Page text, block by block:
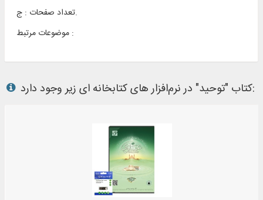
تعداد صفحات : ج.
موضوعات مرتبط :
کتاب "توحید" در نرم‌افزار های کتابخانه ای زیر وجود دارد: